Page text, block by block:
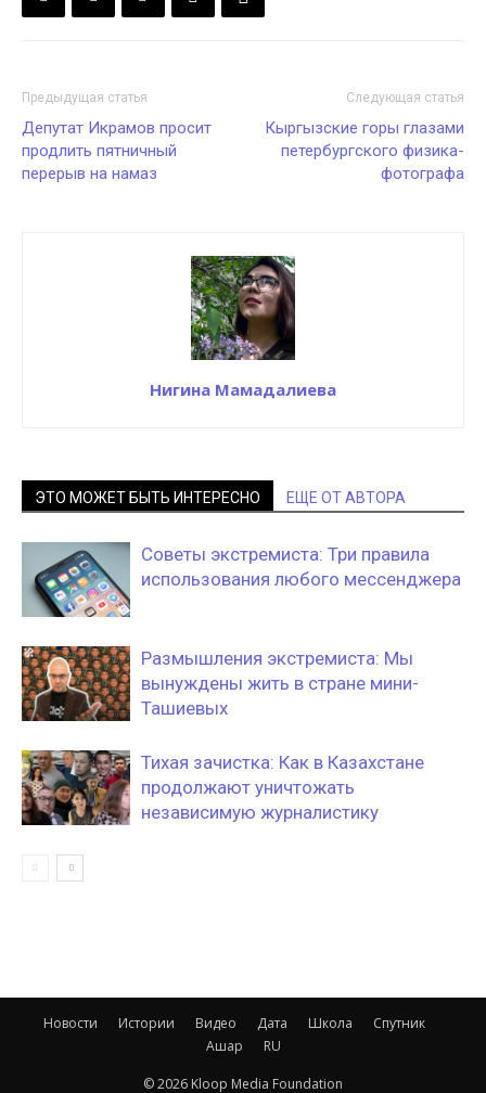
Предыдущая статья
Депутат Икрамов просит
продлить пятничный
перерыв на намаз
Следующая статья
Кыргызские горы глазами
петербургского физика-
фотографа
Нигина Мамадалиева
ЭТО МОЖЕТ БЫТЬ ИНТЕРЕСНО ЕЩЕ ОТ АВТОРА
Советы экстремиста: Три правила
использования любого мессенджера
Размышления экстремиста: Мы
вынуждены жить в стране мини-
Ташиевых
Тихая зачистка: Как в Казахстане
продолжают уничтожать
независимую журналистику
Новости Истории Видео Дата Школа
Спутник
Ашар
RU
© 2026 Kloop Media Foundation